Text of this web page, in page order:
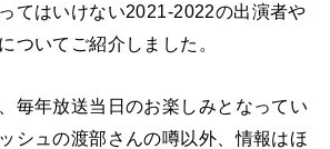
てはいけない2021-2022の出演者や
ついてご紹介しました。
毎年放送当日のお楽しみとなってい
シュの渡部さんの噂以外、情報はほ